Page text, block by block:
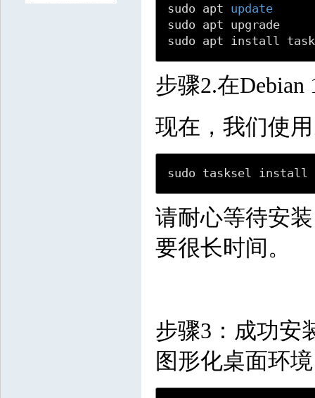
5790005 8204251 8212902 3679120
7908993 2211621 5694012 9850002
5684399 3123898
sudo apt update
sudo apt upgrade
sudo apt install
步骤2.在
现在，我们使
sudo tasksel install
请耐心等待安
要很长时间。
步骤3：成功安
图形化桌面环